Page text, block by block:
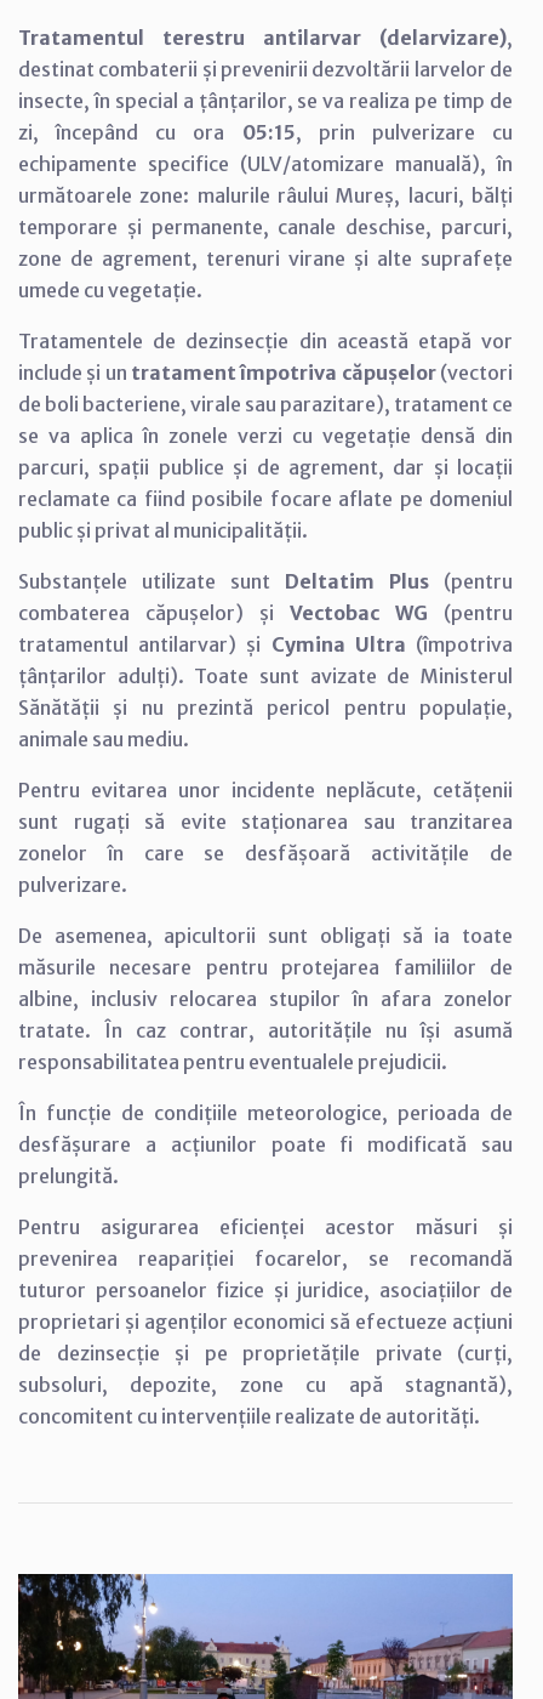
Tratamentul terestru antilarvar (delarvizare),
destinat combaterii și prevenirii dezvoltării larvelor de
insecte, în special a țânțarilor, se va realiza pe timp de
zi, începând cu ora 05:15, prin pulverizare cu
echipamente specifice (ULV/atomizare manuală), în
următoarele zone: malurile râului Mureș, lacuri, bălți
temporare și permanente, canale deschise, parcuri,
zone de agrement, terenuri virane și alte suprafețe
umede cu vegetație.
Tratamentele de dezinsecție din această etapă vor
include și un tratament împotriva căpușelor(vectori
de boli bacteriene, virale sau parazitare), tratament ce
se va aplica în zonele verzi cu vegetație densă din
parcuri, spații publice și de agrement, dar și locații
reclamate ca fiind posibile focare aflate pe domeniul
public și privat al municipalității.
Substanțele utilizate sunt Deltatim Plus (pentru
combaterea căpușelor) și Vectobac WG (pentru
tratamentul antilarvar) și Cymina Ultra (împotriva
țânțarilor adulți). Toate sunt avizate de Ministerul
Sănătății și nu prezintă pericol pentru populație,
animale sau mediu.
Pentru evitarea unor incidente neplăcute, cetățenii
sunt rugați să evite staționarea sau tranzitarea
zonelor în care se desfășoară activitățile de
pulverizare.
De asemenea, apicultorii sunt obligați să ia toate
măsurile necesare pentru protejarea familiilor de
albine, inclusiv relocarea stupilor în afara zonelor
tratate. În caz contrar, autoritățile nu își asumă
responsabilitatea pentru eventualele prejudicii.
În funcție de condițiile meteorologice, perioada de
desfășurare a acțiunilor poate fi modificată sau
prelungită.
Pentru asigurarea eficienței acestor măsuri și
prevenirea reapariției focarelor, se recomandă
tuturor persoanelor fizice și juridice, asociațiilor de
proprietari și agenților economici să efectueze acțiuni
de dezinsecție și pe proprietățile private (curți,
subsoluri, depozite, zone cu apă stagnantă),
concomitent cu intervențiile realizate de autorități.